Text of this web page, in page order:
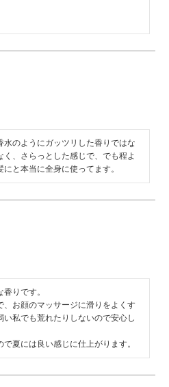
水のようにガッツリした香りではな
く、さらっとした感じで、でも程よ
と本当に全身に使ってます。
りです。
、お顔のマッサージに滑りをよくす
私でも荒れたりしないので安心し
夏には良い感じに仕上がります。